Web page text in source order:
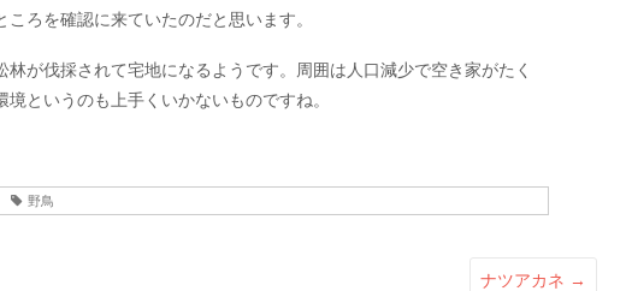
ろを確認に来ていたのだと思います。
林が伐採されて宅地になるようです。周囲は人口減少で空き家がたく
境というのも上手くいかないものですね。
野鳥
ナツアカネ →